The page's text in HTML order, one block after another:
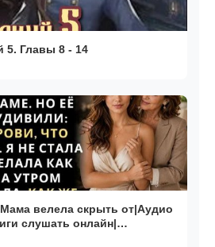
5. Главы 8 - 14
велела скрыть от|Аудио
слушать онлайн|